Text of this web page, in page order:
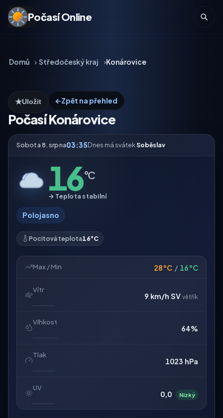
Počasí Online
Domů Středočeský kraj Konárovice
←Zpět na přehled
Počasí Konárovice
★Uložit
Sobota 8. srpna03:35Dnes má svátekSoběslav
16°C
→ Teplota stabilní
Polojasno
Pocitová teplota16°C
Max / Min 28°C / 16°C
Vítr
9 km/h SV větřík
Vlhkost
64%
Tlak
1023 hPa
UV
0,0 Nízký